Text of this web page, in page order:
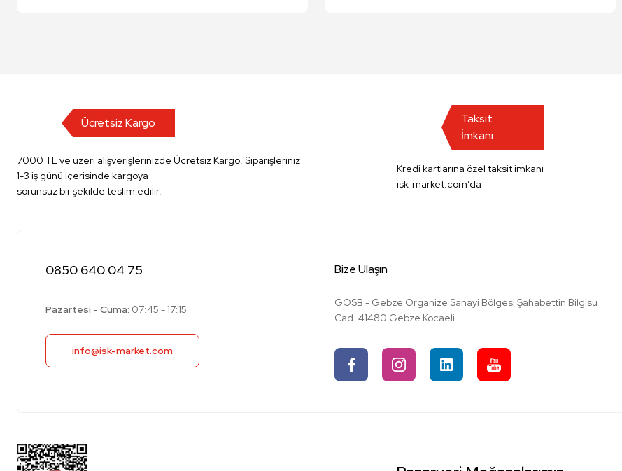
Ücretsiz Kargo
7000 TL ve üzeri alışverişlerinizde Ücretsiz Kargo. Siparişleriniz
1-3 iş günü içerisinde kargoya
sorunsuz bir şekilde teslim edilir.
Taksit
İmkanı
Kredi kartlarına özel taksit imkanı
isk-market.com’da
0850 640 04 75
Pazartesi - Cuma: 07:45 - 17:15
info@isk-market.com
Bize Ulaşın
GOSB - Gebze Organize Sanayi Bölgesi Şahabettin Bilgisu
Cad. 41480 Gebze Kocaeli